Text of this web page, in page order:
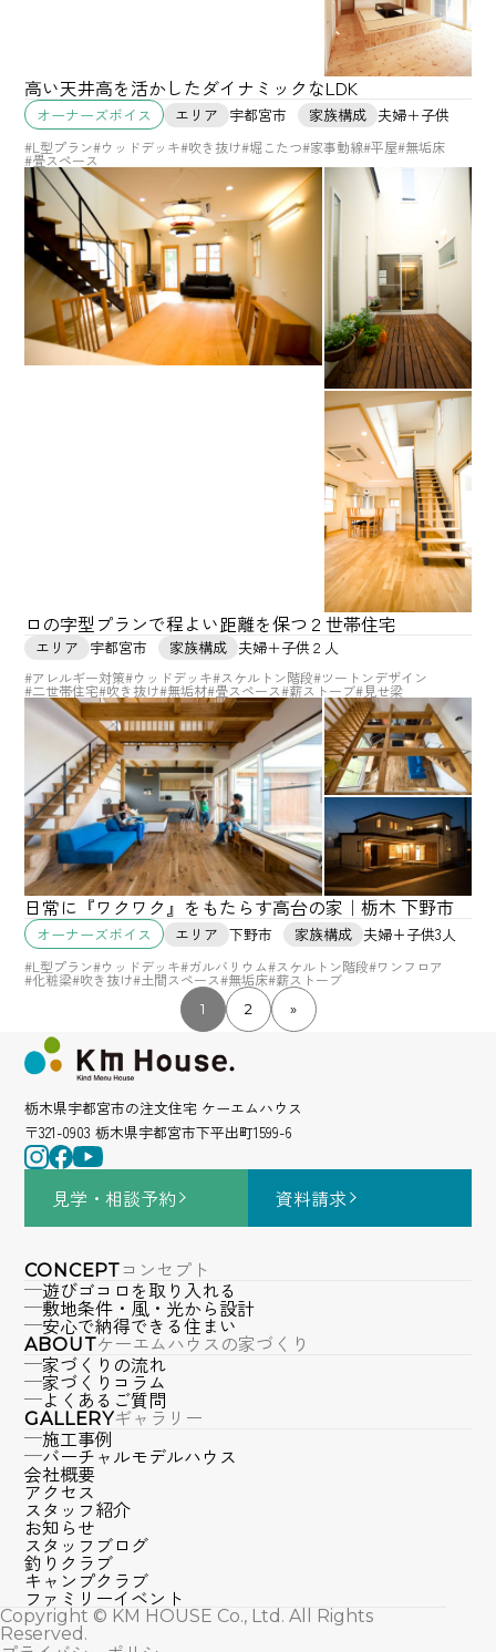
高い天井高を活かしたダイナミックなLDK
オーナーズボイス エリア 宇都宮市 家族構成 夫婦＋子供
#L型プラン#ウッドデッキ#吹き抜け#堀こたつ#家事動線#平屋#無垢床
#畳スペース
ロの字型プランで程よい距離を保つ２世帯住宅
エリア 宇都宮市 家族構成 夫婦＋子供２人
#アレルギー対策#ウッドデッキ#スケルトン階段#ツートンデザイン
#二世帯住宅#吹き抜け#無垢材#畳スペース#薪ストーブ#見せ梁
日常に『ワクワク』をもたらす高台の家｜栃木 下野市
オーナーズボイス エリア 下野市 家族構成 夫婦+子供3人
#L型プラン#ウッドデッキ#ガルバリウム#スケルトン階段#ワンフロア
#化粧梁#吹き抜け#土間スペース#無垢床#薪ストーブ
1 2 »
栃木県宇都宮市の注文住宅 ケーエムハウス
〒321-0903 栃木県宇都宮市下平出町1599-6
見学・相談予約 資料請求
CONCEPTコンセプト
遊びゴコロを取り入れる
敷地条件・風・光から設計
安心で納得できる住まい
ABOUTケーエムハウスの家づくり
家づくりの流れ
家づくりコラム
よくあるご質問
GALLERYギャラリー
施工事例
バーチャルモデルハウス
会社概要
アクセス
スタッフ紹介
お知らせ
スタッフブログ
釣りクラブ
キャンプクラブ
ファミリーイベント
Copyright © KM HOUSE Co., Ltd. All Rights
Reserved.